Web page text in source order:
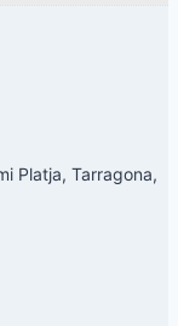
Platja, Tarragona,